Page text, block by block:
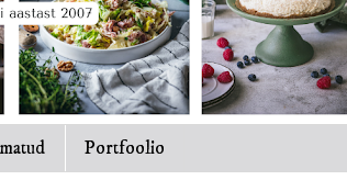
Portfoolio